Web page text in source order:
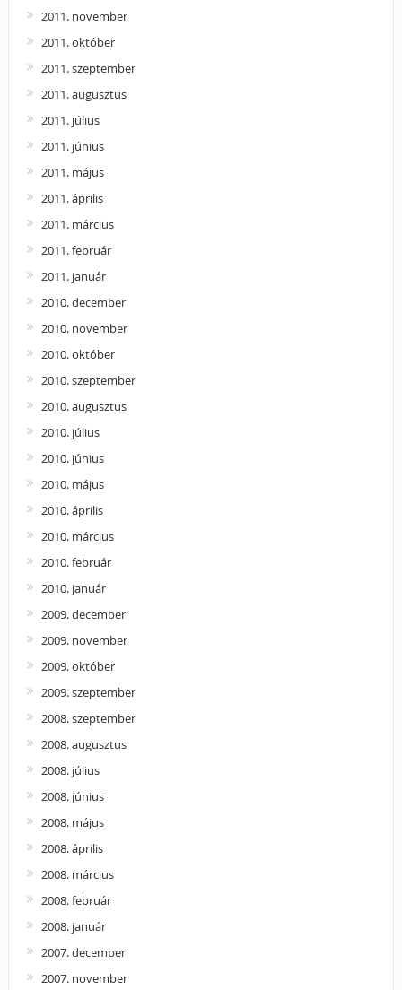
2011. november
2011. október
2011. szeptember
2011. augusztus
2011. július
2011. június
2011. május
2011. április
2011. március
2011. február
2011. január
2010. december
2010. november
2010. október
2010. szeptember
2010. augusztus
2010. július
2010. június
2010. május
2010. április
2010. március
2010. február
2010. január
2009. december
2009. november
2009. október
2009. szeptember
2008. szeptember
2008. augusztus
2008. július
2008. június
2008. május
2008. április
2008. március
2008. február
2008. január
2007. december
2007. november